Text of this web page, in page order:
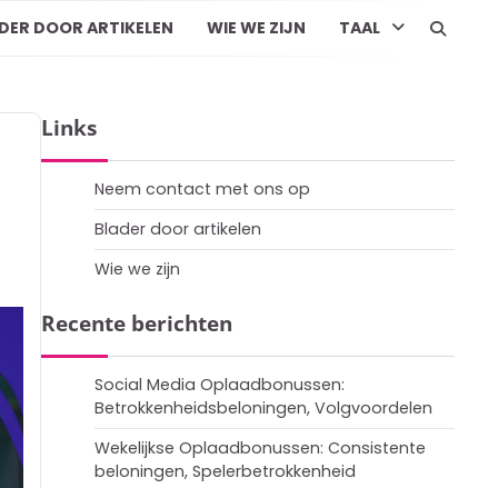
DOOR ARTIKELEN WIE WE ZIJN TAAL
Links
Neem contact met ons op
Blader door artikelen
Wie we zijn
Recente berichten
Social Media Oplaadbonussen:
Betrokkenheidsbeloningen, Volgvoordelen
Wekelijkse Oplaadbonussen: Consistente
beloningen, Spelerbetrokkenheid